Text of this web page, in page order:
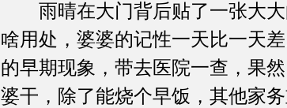
雨晴在大门背后贴了一张大大
啥用处，婆婆的记性一天比一天
的早期现象，带去医院一查，果
婆干，除了能烧个早饭，其他家